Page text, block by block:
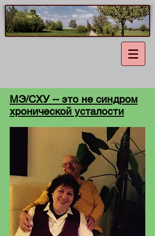
МЭ/СХУ -- это не синдром
хронической усталости